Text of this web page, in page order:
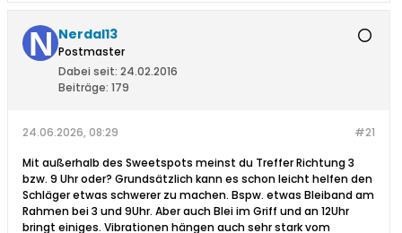
Nerdal13
Postmaster
Dabei seit: 24.02.2016
Beiträge: 179
#21
24.06.2026, 08:29
Mit außerhalb des Sweetspots meinst du Treffer Richtung 3
bzw. 9 Uhr oder? Grundsätzlich kann es schon leicht helfen den
Schläger etwas schwerer zu machen. Bspw. etwas Bleiband am
Rahmen bei 3 und 9Uhr. Aber auch Blei im Griff und an 12Uhr
bringt einiges. Vibrationen hängen auch sehr stark vom